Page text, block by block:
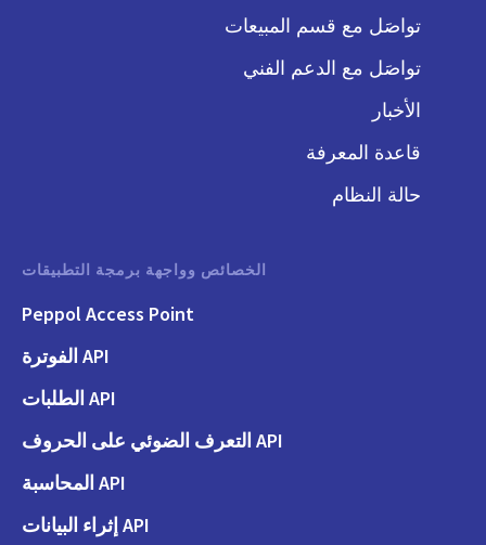
تواصَل مع قسم المبيعات
تواصَل مع الدعم الفني
الأخبار
قاعدة المعرفة
حالة النظام
الخصائص وواجهة برمجة التطبيقات
Peppol Access Point
API الفوترة
API الطلبات
API التعرف الضوئي على الحروف
API المحاسبة
API إثراء البيانات